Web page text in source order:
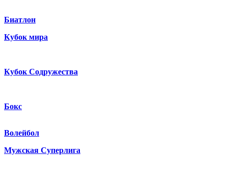
Биатлон
Кубок мира
Кубок Содружества
Бокс
Волейбол
Мужская Суперлига